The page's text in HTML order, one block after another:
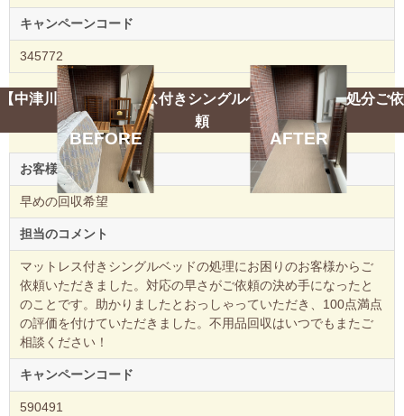
キャンペーンコード
345772
【中津川市】マットレス付きシングルベッドの回収・処分ご依
頼
BEFORE AFTER
お客様のご要望
早めの回収希望
担当のコメント
マットレス付きシングルベッドの処理にお困りのお客様からご
依頼いただきました。対応の早さがご依頼の決め手になったと
のことです。助かりましたとおっしゃっていただき、100点満点
の評価を付けていただきました。不用品回収はいつでもまたご
相談ください！
キャンペーンコード
590491